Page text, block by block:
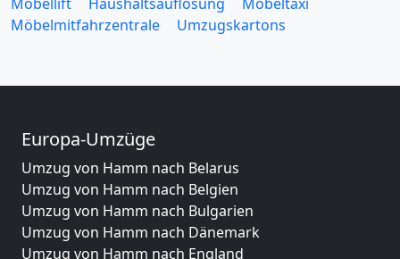
Möbelmitfahrzentrale
Umzugskartons
Europa-Umzüge
Umzug von Hamm nach Belarus
Umzug von Hamm nach Belgien
Umzug von Hamm nach Bulgarien
Umzug von Hamm nach Dänemark
Umzug von Hamm nach England